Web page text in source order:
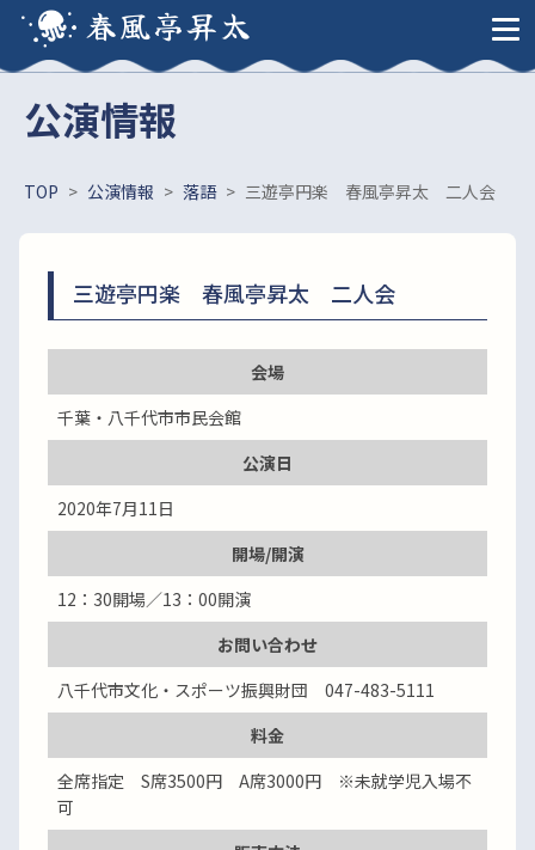
春風亭昇太
公演情報
TOP > 公演情報 > 落語 > 三遊亭円楽 春風亭昇太 二人会
三遊亭円楽 春風亭昇太 二人会
会場
千葉・八千代市市民会館
公演日
2020年7月11日
開場/開演
12：30開場／13：00開演
お問い合わせ
八千代市文化・スポーツ振興財団 047-483-5111
料金
全席指定 S席3500円 A席3000円 ※未就学児入場不
可